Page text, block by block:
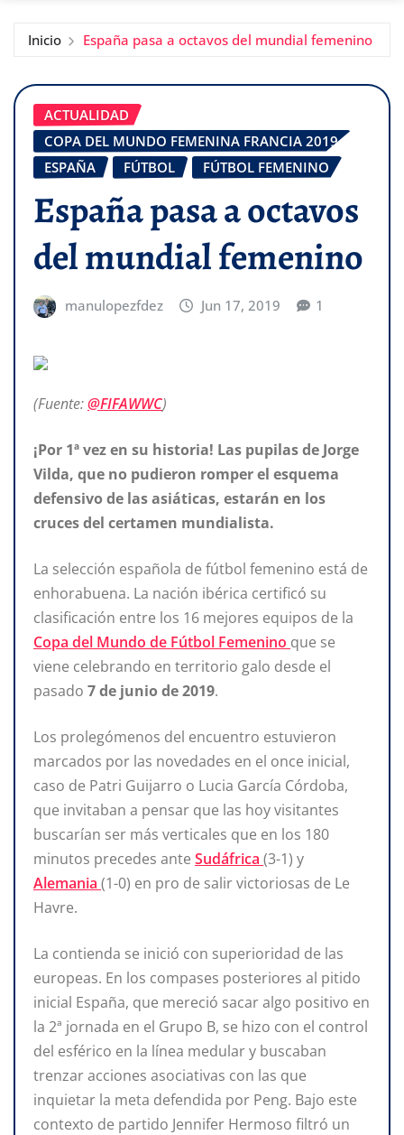
Inicio España pasa a octavos del mundial femenino
ACTUALIDAD
COPA DEL MUNDO FEMENINA FRANCIA 2019
ESPAÑA
FÚTBOL FÚTBOL FEMENINO
España pasa a octavos
del mundial femenino
manulopezfdez Jun 17, 2019 1
(Fuente:@FIFAWWC)
¡Por 1ª vez en su historia! Las pupilas de Jorge
Vilda, que no pudieron romper el esquema
defensivo de las asiáticas, estarán en los
cruces del certamen mundialista.
La selección española de fútbol femenino está de
enhorabuena. La nación ibérica certificó su
clasificación entre los 16 mejores equipos de la
Copa del Mundo de Fútbol Femenino que se
viene celebrando en territorio galo desde el
pasado 7 de junio de 2019.
Los prolegómenos del encuentro estuvieron
marcados por las novedades en el once inicial,
caso de Patri Guijarro o Lucia García Córdoba,
que invitaban a pensar que las hoy visitantes
buscarían ser más verticales que en los 180
minutos precedes ante Sudáfrica (3-1) y
Alemania (1-0) en pro de salir victoriosas de Le
Havre.
La contienda se inició con superioridad de las
europeas. En los compases posteriores al pitido
inicial España, que mereció sacar algo positivo en
la 2ª jornada en el Grupo B, se hizo con el control
del esférico en la línea medular y buscaban
trenzar acciones asociativas con las que
inquietar la meta defendida por Peng. Bajo este
contexto de partido Jennifer Hermoso filtró un